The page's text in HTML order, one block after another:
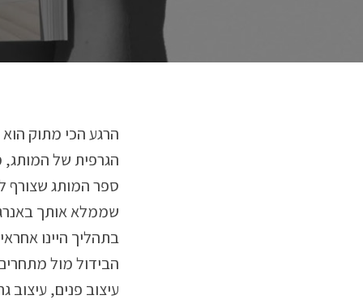
הרגע הכי מתוק
הגרפית של המותג,
שממלא אותך
בתהליך היינו
הבידול מול
עיצוב פנים, עיצוב